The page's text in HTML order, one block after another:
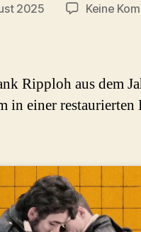
2025 Keine
Ripploh aus dem
in einer restaurierten